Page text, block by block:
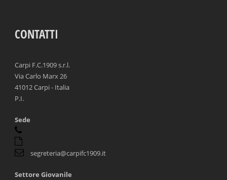
CONTATTI
Carpi F.C.1909 s.r.l.
Via Carlo Marx 26
41012 Carpi - Italia
P.I.
Sede
segreteria@carpifc1909.it
Settore Giovanile